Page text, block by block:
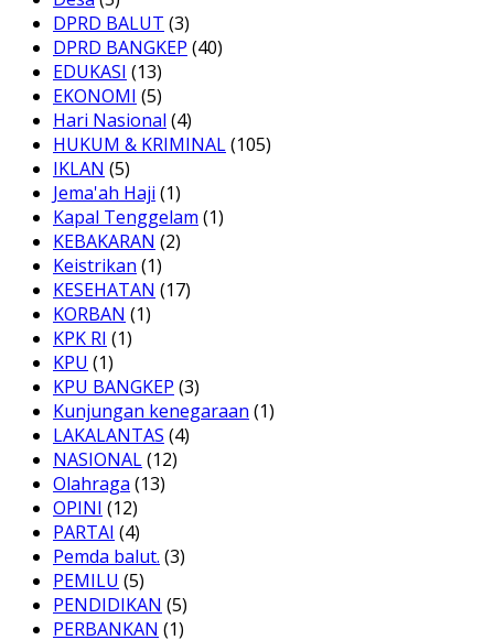
DPRD BALUT (3)
DPRD BANGKEP (40)
EDUKASI (13)
EKONOMI (5)
Hari Nasional (4)
HUKUM & KRIMINAL(105)
IKLAN (5)
Jema'ah Haji (1)
Kapal Tenggelam (1)
KEBAKARAN (2)
Keistrikan (1)
KESEHATAN (17)
KORBAN (1)
KPK RI (1)
KPU (1)
KPU BANGKEP (3)
Kunjungan kenegaraan (1)
LAKALANTAS (4)
NASIONAL(12)
Olahraga (13)
OPINI (12)
PARTAI (4)
Pemda balut. (3)
PEMILU (5)
PENDIDIKAN (5)
PERBANKAN (1)